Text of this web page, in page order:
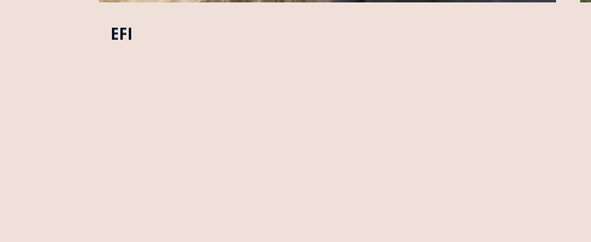
EFI